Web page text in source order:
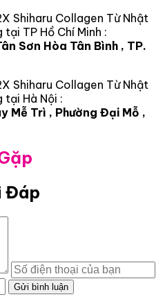
Shiharu Collagen Từ Nhật
tại TP Hồ Chí Minh :
Sơn Hòa Tân Bình , TP.
Shiharu Collagen Từ Nhật
tại Hà Nội :
Mễ Trì , Phường Đại Mỗ ,
Đáp
Gửi bình luận